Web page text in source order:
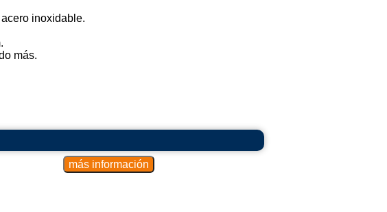
inoxidable.
más.